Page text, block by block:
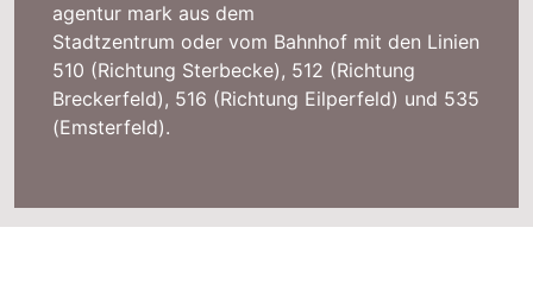
agentur mark aus dem
Stadtzentrum oder vom Bahnhof mit den Linien
510 (Richtung Sterbecke), 512 (Richtung
Breckerfeld), 516 (Richtung Eilperfeld) und 535
(Emsterfeld).